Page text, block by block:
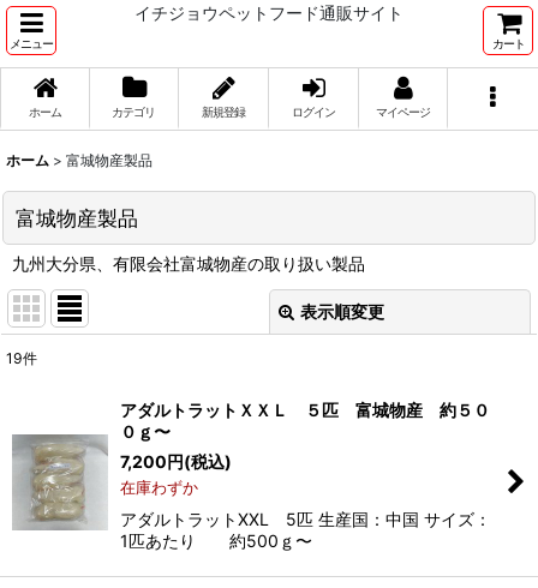
メニュー
イチジョウペットフード通販サイト
カート
ホーム カテゴリ 新規登録 ログイン マイページ
ホーム > 富城物産製品
富城物産製品
九州大分県、有限会社富城物産の取り扱い製品
表示順変更
並び順:
絞り込む
19件
アダルトラットＸＸＬ ５匹 富城物産 約５０
０ｇ〜
7,200円(税込)
在庫わずか
アダルトラットXXL 5匹 生産国：中国 サイズ：
1匹あたり 約500ｇ〜